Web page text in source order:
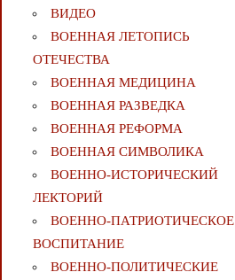
ВИДЕО
ВОЕННАЯ ЛЕТОПИСЬ
ОТЕЧЕСТВА
ВОЕННАЯ МЕДИЦИНА
ВОЕННАЯ РАЗВЕДКА
ВОЕННАЯ РЕФОРМА
ВОЕННАЯ СИМВОЛИКА
ВОЕННО-ИСТОРИЧЕСКИЙ
ЛЕКТОРИЙ
ВОЕННО-ПАТРИОТИЧЕСКОЕ
ВОСПИТАНИЕ
ВОЕННО-ПОЛИТИЧЕСКИE